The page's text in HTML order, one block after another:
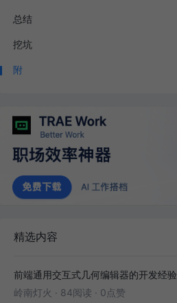
总结
挖坑
附
精选内容
前端通用交互式几何编辑器的开发经验
岭南灯火 · 84阅读 · 0点赞